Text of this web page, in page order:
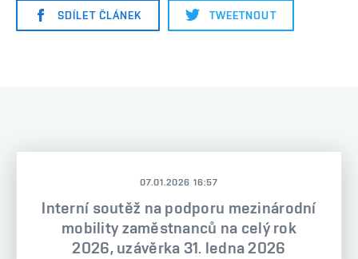
SDÍLET ČLÁNEK TWEETNOUT
07.01.2026 16:57
Interní soutěž na podporu mezinárodní
mobility zaměstnanců na celý rok
2026, uzávěrka 31. ledna 2026